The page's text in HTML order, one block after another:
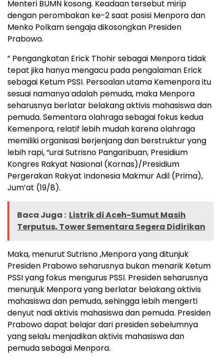
Menteri BUMN kosong. Keadaan tersebut mirip
dengan perombakan ke-2 saat posisi Menpora dan
Menko Polkam sengaja dikosongkan Presiden
Prabowo.
” Pengangkatan Erick Thohir sebagai Menpora tidak
tepat jika hanya mengacu pada pengalaman Erick
sebagai Ketum PSSI. Persoalan utama Kemenpora itu
sesuai namanya adalah pemuda, maka Menpora
seharusnya berlatar belakang aktivis mahasiswa dan
pemuda. Sementara olahraga sebagai fokus kedua
Kemenpora, relatif lebih mudah karena olahraga
memiliki organisasi berjenjang dan berstruktur yang
lebih rapi, “urai Sutrisno Pangaribuan, Presidium
Kongres Rakyat Nasional (Kornas)/Presidium
Pergerakan Rakyat Indonesia Makmur Adil (Prima),
Jum’at (19/8).
Baca Juga : Listrik di Aceh-Sumut Masih
Terputus, Tower Sementara Segera Didirikan
Maka, menurut Sutrisno ,Menpora yang ditunjuk
Presiden Prabowo seharusnya bukan menarik Ketum
PSSI yang fokus mengurus PSSI. Presiden seharusnya
menunjuk Menpora yang berlatar belakang aktivis
mahasiswa dan pemuda, sehingga lebih mengerti
denyut nadi aktivis mahasiswa dan pemuda. Presiden
Prabowo dapat belajar dari presiden sebelumnya
yang selalu menjadikan aktivis mahasiswa dan
pemuda sebagai Menpora.